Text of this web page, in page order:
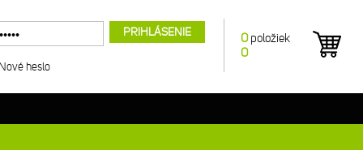
0 položiek
0
PRIHLÁSENIE
heslo